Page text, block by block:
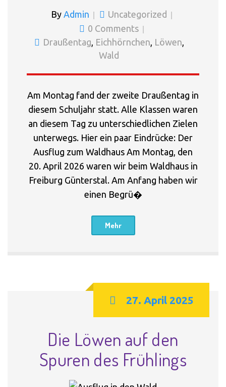
By Admin
Uncategorized
0 Comments
Draußentag, Eichhörnchen, Löwen,
Wald
Am Montag fand der zweite Draußentag in
diesem Schuljahr statt. Alle Klassen waren
an diesem Tag zu unterschiedlichen Zielen
unterwegs. Hier ein paar Eindrücke: Der
Ausflug zum Waldhaus Am Montag, den
20. April 2026 waren wir beim Waldhaus in
Freiburg Günterstal. Am Anfang haben wir
einen Begrü�
Mehr
27. April 2025
Die Löwen auf den
Spuren des Frühlings